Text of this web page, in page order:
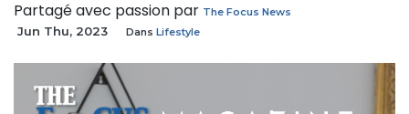
Partagé avec passion par The Focus News
Jun Thu, 2023 Dans Lifestyle